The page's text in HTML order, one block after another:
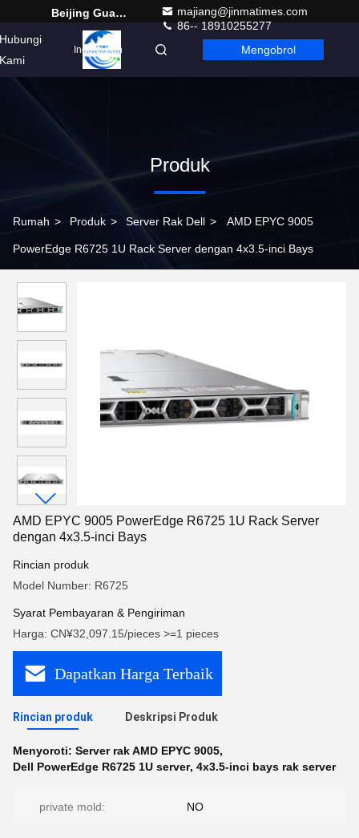
Beijing Guangtian Runze Technology Co., Ltd.
majiang@jinmatimes.com
86-- 18910255277
Hubungi
Kami
Indonesian Mengobrol
Produk
Rumah > Produk > Server Rak Dell > AMD EPYC 9005
PowerEdge R6725 1U Rack Server dengan 4x3.5-inci Bays
AMD EPYC 9005 PowerEdge R6725 1U Rack Server
dengan 4x3.5-inci Bays
Rincian produk
Model Number: R6725
Syarat Pembayaran & Pengiriman
Harga: CN¥32,097.15/pieces >=1 pieces
Dapatkan Harga Terbaik
Rincian produk Deskripsi Produk
Menyoroti: Server rak AMD EPYC 9005,
Dell PowerEdge R6725 1U server, 4x3.5-inci bays rak server
private mold: NO